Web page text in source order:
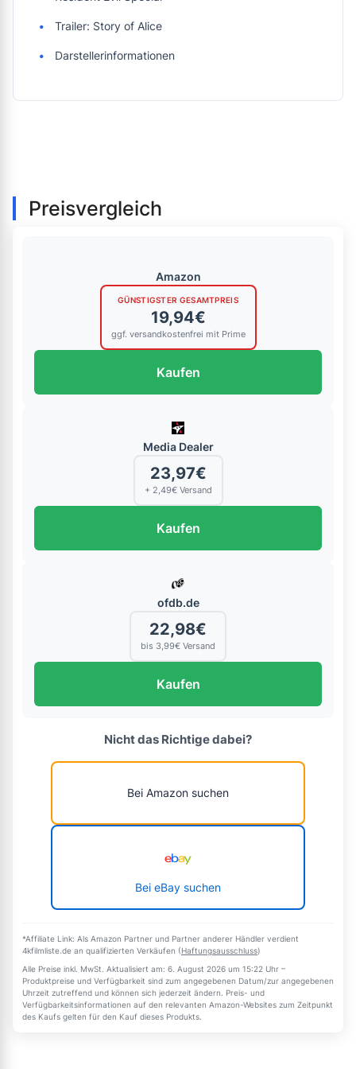
Trailer: Story of Alice
Darstellerinformationen
Preisvergleich
Amazon
GÜNSTIGSTER GESAMTPREIS
19,94€
ggf. versandkostenfrei mit Prime
Kaufen
Media Dealer
23,97€
+ 2,49€ Versand
Kaufen
ofdb.de
22,98€
bis 3,99€ Versand
Kaufen
Nicht das Richtige dabei?
Bei Amazon suchen
Bei eBay suchen
*Affiliate Link: Als Amazon Partner und Partner anderer Händler verdient
4kfilmliste.de an qualifizierten Verkäufen (Haftungsausschluss)
Alle Preise inkl. MwSt. Aktualisiert am: 6. August 2026 um 15:22 Uhr –
Produktpreise und Verfügbarkeit sind zum angegebenen Datum/zur angegebenen
Uhrzeit zutreffend und können sich jederzeit ändern. Preis- und
Verfügbarkeitsinformationen auf den relevanten Amazon-Websites zum Zeitpunkt
des Kaufs gelten für den Kauf dieses Produkts.